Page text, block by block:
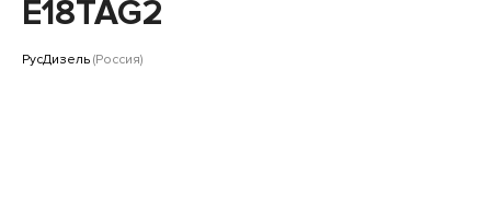
E18TAG2
РусДизель (Россия)